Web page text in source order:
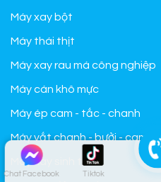
Chat Facebook Tiktok
Máy xay bột
Máy thái thịt
Máy xay rau má công nghiệp
Máy cán khô mực
Máy ép cam - tắc - chanh
Máy vắt chanh - bưởi - cam
Máy xay sinh tố